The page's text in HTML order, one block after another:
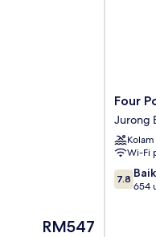
Harga
RM547
Four
Points
by
Jurong
Jurong
Four
Jurong
Wi-Fi
7.8
7.8 Baik
654